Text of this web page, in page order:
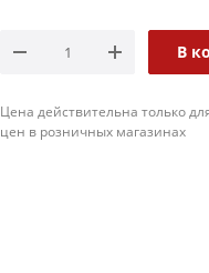
В
Цена действительна только
цен в розничных магазинах